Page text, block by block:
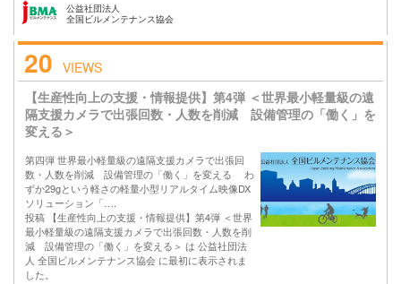
公益社団法人
全国ビルメンテナンス協会
20 VIEWS
【生産性向上の支援・情報提供】第4弾 ＜世界最小軽量級の遠
隔支援カメラで出張回数・人数を削減 設備管理の「働く」を
変える＞
第四弾 世界最小軽量級の遠隔支援カメラで出張回
数・人数を削減 設備管理の「働く」を変える わ
ずか29gという軽さの軽量小型リアルタイム映像DX
ソリューション「….
投稿 【生産性向上の支援・情報提供】第4弾 ＜世界
最小軽量級の遠隔支援カメラで出張回数・人数を削
減 設備管理の「働く」を変える＞ は 公益社団法
人 全国ビルメンテナンス協会 に最初に表示されま
した。